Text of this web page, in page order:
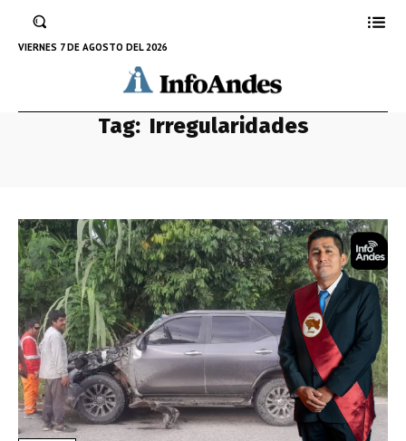
VIERNES 7 DE AGOSTO DEL 2026
Tag: Irregularidades